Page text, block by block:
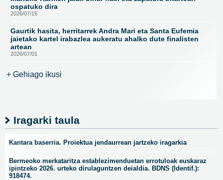
ospatuko dira
2026/07/15
Gaurtik hasita, herritarrek Andra Mari eta Santa Eufemia
jaietako kartel irabazlea aukeratu ahalko dute finalisten
artean
2026/07/01
+ Gehiago ikusi
Iragarki taula
Kantara baserria. Proiektua jendaurrean jartzeko iragarkia
Bermeoko merkataritza establezimenduetan errotuloak euskaraz
ipintzeko 2026. urteko dirulaguntzen deialdia. BDNS (Identif.):
918474.